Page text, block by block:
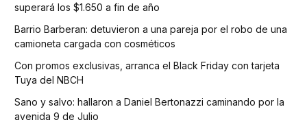
superará los $1.650 a fin de año
Barrio Barberan: detuvieron a una pareja por el robo de una
camioneta cargada con cosméticos
Con promos exclusivas, arranca el Black Friday con tarjeta
Tuya del NBCH
Sano y salvo: hallaron a Daniel Bertonazzi caminando por la
avenida 9 de Julio